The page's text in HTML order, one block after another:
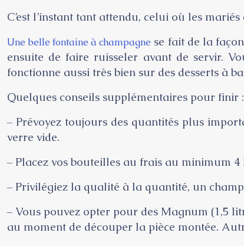
C’est l’instant tant attendu, celui où les
Une belle fontaine à champagne se fait de la
ensuite de faire ruisseler avant de servir.
fonctionne aussi très bien sur des desserts à
Quelques conseils supplémentaires pour finir :
– Prévoyez toujours des quantités plus
verre vide.
– Placez vos bouteilles au frais au minimum
– Privilégiez la qualité à la quantité, un
– Vous pouvez opter pour des Magnum (1,5
au moment de découper la pièce montée.